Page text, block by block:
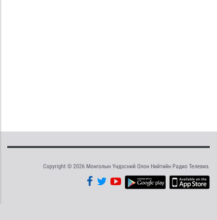
Copyright © 2026 Монголын Үндэсний Олон Нийтийн Радио Телевиз.